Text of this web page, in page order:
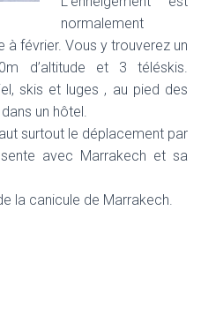
normalement
février. Vous y trouverez un
d’altitude et 3 téléskis.
skis et luges , au pied des
un hôtel.
surtout le déplacement par
avec Marrakech et sa
la canicule de Marrakech.